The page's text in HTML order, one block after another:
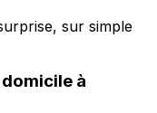
sur simple
à